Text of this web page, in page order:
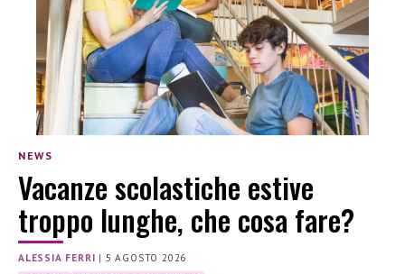
NEWS
Vacanze scolastiche estive
troppo lunghe, che cosa fare?
ALESSIA FERRI | 5 AGOSTO 2026